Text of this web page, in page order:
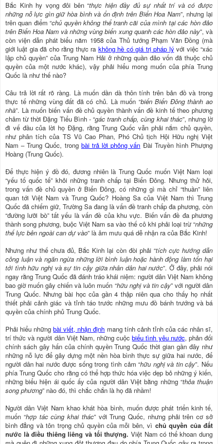
Bắc Kinh hy vọng đôi bên “thực hiện đầy đủ sự nhất trí và có được
những nỗ lực gìn giữ hòa bình và ổn định trên Biển Hoa Nam”, nhưng lại
trên quan điểm “chủ quyền không thể tranh cãi của mình tại các hòn đảo
trên Biển Hoa Nam và những vùng biển xung quanh các hòn đảo này”, và
còn viện dẫn phát biểu năm 1958 của Thủ tướng Phạm Văn Ðồng (mà
giới luật gia đã cho rằng thực ra không hề có giá trị pháp lý với việc “xác
lập chủ quyền” của Trung Nam Hải ở những quần đảo vốn đã thuộc chủ
quyền của một nước khác), vậy phải hiểu mong muốn của phía Trung
Quốc là như thế nào?
Câu trả lời rất rõ ràng. Là muốn dần dà thôn tính trên bản đồ và trong
thực tế những vùng đất đã có chủ. Là muốn “biến Biển Ðông thành ao
nhà”. Là muốn biến vấn đề chủ quyền thành vấn đề kinh tế theo phương
châm từ thời Ðặng Tiểu Bình - “gác tranh chấp, cùng khai thác”, nhưng lờ
đi vế đầu của lời họ Ðặng, rằng Trung Quốc vẫn phải nắm chủ quyền,
như phân tích của TS Vũ Cao Phan, Phó Chủ tịch Hội Hữu nghị Việt
Nam – Trung Quốc, trong bài trả lời phỏng vấn Đài Truyền hình Phượng
Hoàng (Trung Quốc).
Ðể thực hiện ý đồ đó, đương nhiên là Trung Quốc muốn Việt Nam loại
“yếu tố quốc tế” khỏi những tranh chấp tại Biển Ðông. Nhưng thử hỏi,
trong vấn đề chủ quyền ở Biển Ðông, có những gì mà chỉ “thuần” liên
quan tới Việt Nam và Trung Quốc? Hoàng Sa của Việt Nam thì Trung
Quốc đã chiếm giữ, Trường Sa đang là vấn đề tranh chấp đa phương, còn
“đường lưỡi bò” tất yếu là vấn đề của khu vực. Biến vấn đề đa phương
thành song phương, buộc Việt Nam sa vào thế cô khi phải loại trừ “những
thế lực bên ngoài can dự vào” là âm mưu quá dễ nhận ra của Bắc Kinh!
Nhưng như thế chưa đủ, Bắc Kinh lại còn đòi phải “tích cực hướng dẫn
công luận và ngăn ngừa những lời bình luận hoặc hành động làm tổn hại
tới tình hữu nghị và sự tin cậy giữa nhân dân hai nước”. Ở đây, phải nói
ngay rằng Trung Quốc đã đánh tráo khái niệm: người dân Việt Nam không
bao giờ muốn gây chiến và luôn muốn “hữu nghị và tin cậy” với người dân
Trung Quốc. Nhưng bài học của gần 4 thập niên qua cho thấy họ nhất
thiết phải cảnh giác và tỉnh táo trước những mưu đồ bánh trướng và bá
quyền của chính phủ Trung Quốc.
Phải hiểu nhữngbài viết, nhận định mang tính cảnh tỉnh của các nhân sĩ,
trí thức và người dân Việt Nam, những cuộcbiểu tình yêu nước, phản đối
chính sách gây hấn của chính quyền Trung Quốc thời gian gần đây như
những nỗ lực để gây dựng một nền hòa bình thực sự giữa hai nước, để
người dân hai nước được sống trong tình cảm “hữu nghị và tin cậy”. Nếu
phía Trung Quốc cho rằng có thể hợp thức hóa việc dẹp bỏ những ý kiến,
những biểu hiện ái quốc ấy của người dân Việt bằng những “thỏa thuận
song phương” nào đó, thì chắc chắn là họ đã nhầm!
Người dân Việt Nam khao khát hòa bình, muốn được phát triển kinh tế,
muốn “hợp tác cùng khai thác” với Trung Quốc, nhưng phải trên cơ sở
bình đẳng và tôn trọng chủ quyền của mỗi bên, vì chủ quyền của đất
nước là điều thiêng liêng và tối thượng. Việt Nam có thể khoan dung